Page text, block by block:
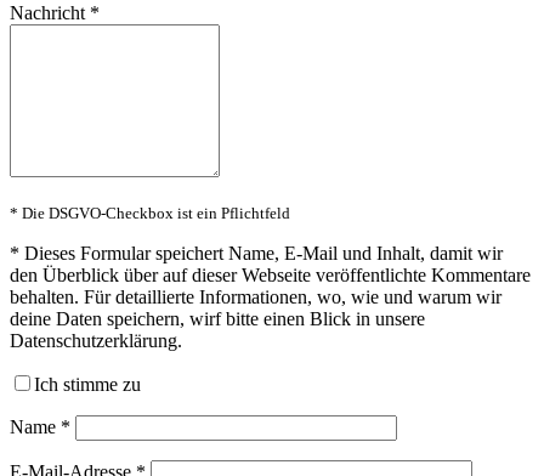
Nachricht *
* Die DSGVO-Checkbox ist ein Pflichtfeld
* Dieses Formular speichert Name, E-Mail und Inhalt, damit wir
den Überblick über auf dieser Webseite veröffentlichte Kommentare
behalten. Für detaillierte Informationen, wo, wie und warum wir
deine Daten speichern, wirf bitte einen Blick in unsere
Datenschutzerklärung.
Ich stimme zu
Name *
E-Mail-Adresse *